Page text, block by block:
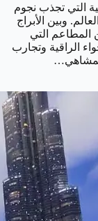
التي تجذب نجوم
وبين الأبراج
التي
الراقية وتجارب
المشاهي…